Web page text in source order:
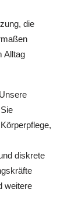
die
Alltag
Unsere
diskrete
weitere